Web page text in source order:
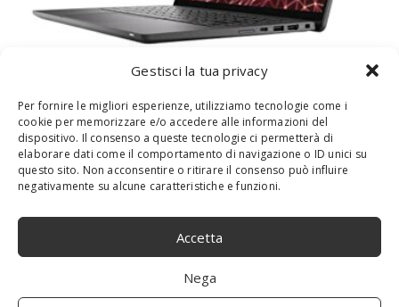
Gestisci la tua privacy
Per fornire le migliori esperienze, utilizziamo tecnologie come i
cookie per memorizzare e/o accedere alle informazioni del
dispositivo. Il consenso a queste tecnologie ci permetterà di
elaborare dati come il comportamento di navigazione o ID unici su
questo sito. Non acconsentire o ritirare il consenso può influire
negativamente su alcune caratteristiche e funzioni.
Accetta
Nega
PORTÁTIL INTERNACIONAL DELL LATITUDE
7430 14,0″ FHD I5 W10P+W11P I5-
1245U,16GBDDR4,256GBSSD